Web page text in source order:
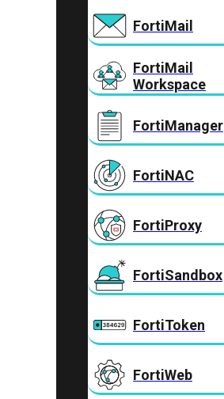
FortiMail
FortiMail
Workspace
FortiManager
FortiNAC
FortiProxy
FortiSandbox
FortiToken
FortiWeb